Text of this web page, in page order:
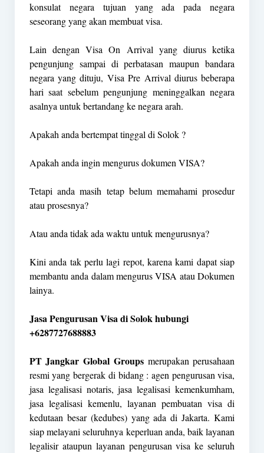
konsulat negara tujuan yang ada pada negara
seseorang yang akan membuat visa.
Lain dengan Visa On Arrival yang diurus ketika
pengunjung sampai di perbatasan maupun bandara
negara yang dituju, Visa Pre Arrival diurus beberapa
hari saat sebelum pengunjung meninggalkan negara
asalnya untuk bertandang ke negara arah.
Apakah anda bertempat tinggal di Solok ?
Apakah anda ingin mengurus dokumen VISA?
Tetapi anda masih tetap belum memahami prosedur
atau prosesnya?
Atau anda tidak ada waktu untuk mengurusnya?
Kini anda tak perlu lagi repot, karena kami dapat siap
membantu anda dalam mengurus VISA atau Dokumen
lainya.
Jasa Pengurusan Visa di Solok hubungi
+6287727688883
PT Jangkar Global Groupsmerupakan perusahaan
resmi yang bergerak di bidang : agen pengurusan visa,
jasa legalisasi notaris, jasa legalisasi kemenkumham,
jasa legalisasi kemenlu, layanan pembuatan visa di
kedutaan besar (kedubes) yang ada di Jakarta. Kami
siap melayani seluruhnya keperluan anda, baik layanan
legalisir ataupun layanan pengurusan visa ke seluruh